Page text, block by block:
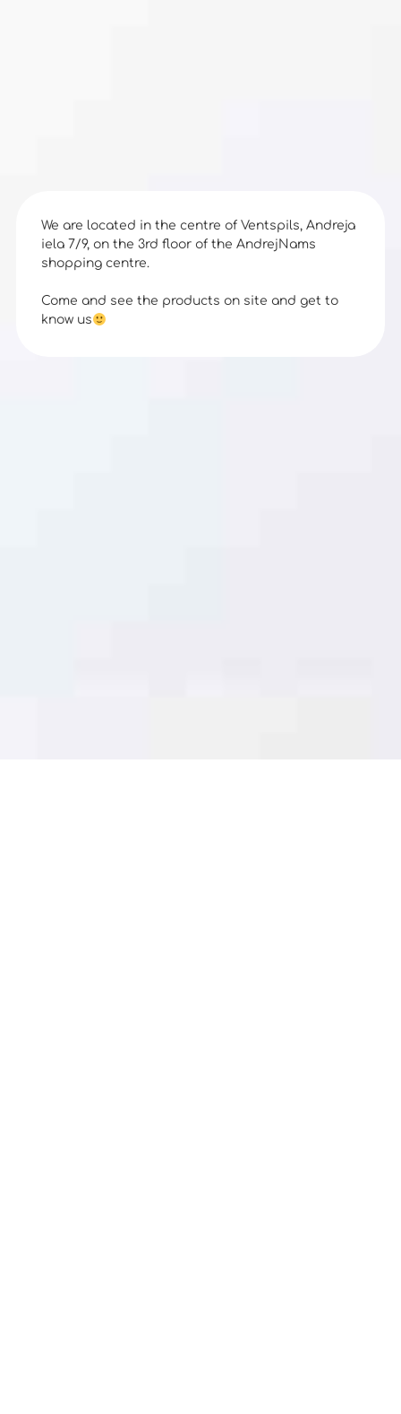
We are located in the centre of Ventspils, Andreja
iela 7/9, on the 3rd floor of the AndrejNams
shopping centre.
Come and see the products on site and get to
know us